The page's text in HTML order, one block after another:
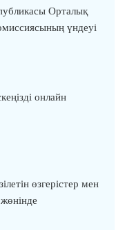
Орталық
үндеуі
онлайн
өзгерістер мен